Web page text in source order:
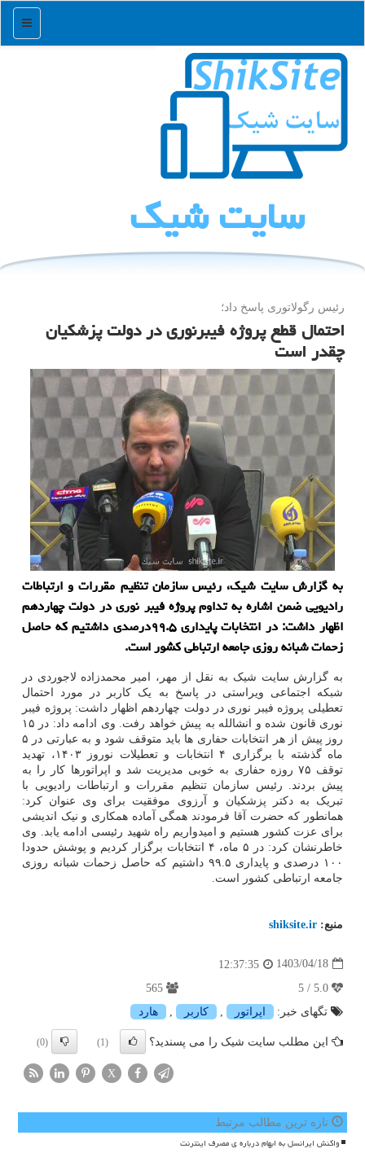
منو
سایت شیك
رئیس رگولاتوری پاسخ داد؛
احتمال قطع پروژه فیبرنوری در دولت پزشکیان
چقدر است
به گزارش سایت شیک، رئیس سازمان تنظیم مقررات و ارتباطات
رادیویی ضمن اشاره به تداوم پروژه فیبر نوری در دولت چهاردهم
اظهار داشت: در انتخابات پایداری ۹۹.۵درصدی داشتیم که حاصل
زحمات شبانه روزی جامعه ارتباطی کشور است.
به گزارش سایت شیک به نقل از مهر، امیر محمدزاده لاجوردی در
شبکه اجتماعی ویراستی در پاسخ به یک کاربر در مورد احتمال
تعطیلی پروژه فیبر نوری در دولت چهاردهم اظهار داشت: پروژه فیبر
نوری قانون شده و انشالله به پیش خواهد رفت. وی ادامه داد: در ۱۵
روز پیش از هر انتخابات حفاری ها باید متوقف شود و به عبارتی در ۵
ماه گذشته با برگزاری ۴ انتخابات و تعطیلات نوروز ۱۴۰۳، تهدید
توقف ۷۵ روزه حفاری به خوبی مدیریت شد و اپراتورها کار را به
پیش بردند. رئیس سازمان تنظیم مقررات و ارتباطات رادیویی با
تبریک به دکتر پزشکیان و آرزوی موفقیت برای وی عنوان کرد:
همانطور که حضرت آقا فرمودند همگی آماده همکاری و نیک اندیشی
برای عزت کشور هستیم و امیدواریم راه شهید رئیسی ادامه یابد. وی
خاطرنشان کرد: در ۵ ماه، ۴ انتخابات برگزار کردیم و پوشش حدودا
۱۰۰ درصدی و پایداری ۹۹.۵ داشتیم که حاصل زحمات شبانه روزی
جامعه ارتباطی کشور است.
منبع: shiksite.ir
1403/04/18
12:37:35
تگهای خبر:
اپراتور , كاربر , هارد
این مطلب سایت شیک را می پسندید؟ (1)
(0)
X
تازه ترین مطالب مرتبط
واکنش ایرانسل به ابهام درباره ی مصرف اینترنت